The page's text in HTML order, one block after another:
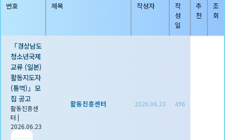
번호 제목 작성자
작
성
일
추
천
조
회
「경상남도
청소년국제
교류 (일본)
활동지도자
(통역)」모
집 공고
활동진흥센
터 |
2026.06.23
|
활동진흥센터 2026.06.23 496